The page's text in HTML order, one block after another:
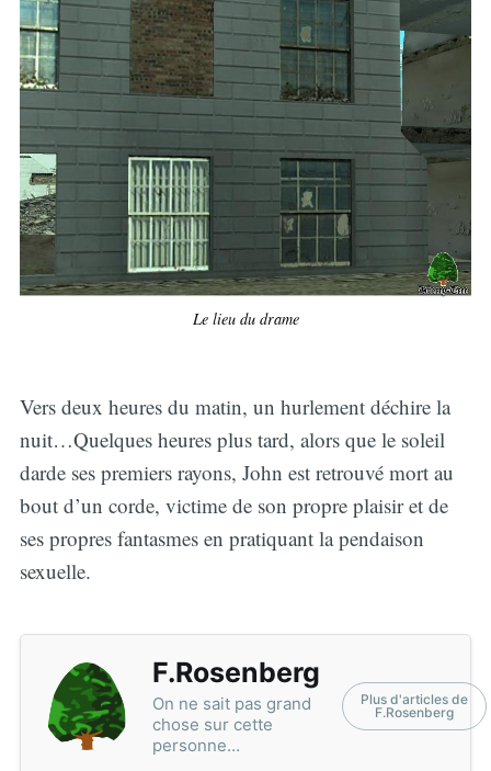
Le lieu du drame
Vers deux heures du matin, un hurlement déchire la
nuit…Quelques heures plus tard, alors que le soleil
darde ses premiers rayons, John est retrouvé mort au
bout d’un corde, victime de son propre plaisir et de
ses propres fantasmes en pratiquant la pendaison
sexuelle.
F.Rosenberg
On ne sait pas grand
chose sur cette
personne…
Plus d'articles de
F.Rosenberg